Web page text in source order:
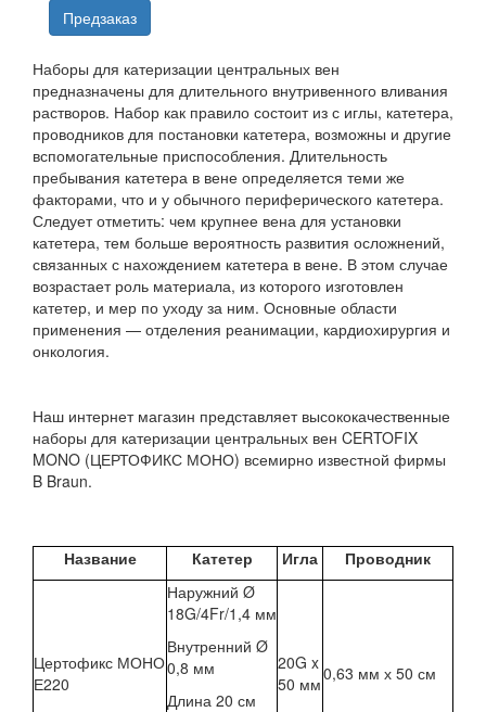
Предзаказ
Наборы для катеризации центральных вен
предназначены для длительного внутривенного вливания
растворов. Набор как правило состоит из с иглы, катетера,
проводников для постановки катетера, возможны и другие
вспомогательные приспособления. Длительность
пребывания катетера в вене определяется теми же
факторами, что и у обычного периферического катетера.
Следует отметить: чем крупнее вена для установки
катетера, тем больше вероятность развития осложнений,
связанных с нахождением катетера в вене. В этом случае
возрастает роль материала, из которого изготовлен
катетер, и мер по уходу за ним. Основные области
применения — отделения реанимации, кардиохирургия и
онкология.
Наш интернет магазин представляет высококачественные
наборы для катеризации центральных вен CERTOFIX
MONO (ЦЕРТОФИКС МОНО) всемирно известной фирмы
B Braun.
Название Катетер Игла Проводник
Цертофикс МОНО
Е220
Наружний Ø
18G/4Fr/1,4 мм
Внутренний Ø
0,8 мм
Длина 20 см
20G x
50 мм0,63 мм х 50 см